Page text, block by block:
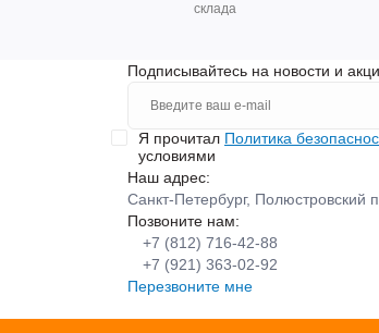
склада
Подписывайтесь на новости и
Я прочитал Политика
условиями
Наш адрес:
Санкт-Петербург, Полюстровский
Позвоните нам:
+7 (812) 716-42-88
+7 (921) 363-02-92
Перезвоните мне